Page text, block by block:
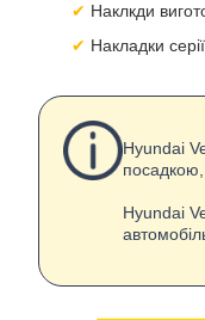
Наклкди
Накладки
Hyundai
посадкою,
Hyundai